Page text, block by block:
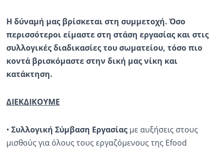
Η δύναμή μας βρίσκεται στη συμμετοχή. Όσο
περισσότεροι είμαστε στη στάση εργασίας και στις
συλλογικές διαδικασίες του σωματείου, τόσο πιο
κοντά βρισκόμαστε στην δική μας νίκη και
κατάκτηση.
ΔΙΕΚΔΙΚΟΥΜΕ
• Συλλογική Σύμβαση Εργασίαςμε αυξήσεις στους
μισθούς για όλους τους εργαζόμενους της Efood